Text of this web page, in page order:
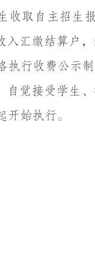
收取自主招生
入汇缴结算户
执行收费公示
自觉接受学生
始执行。